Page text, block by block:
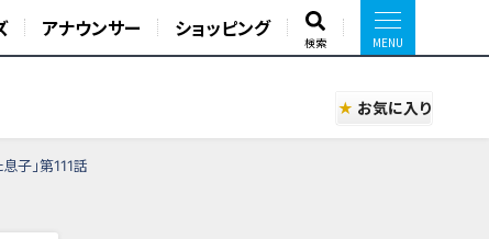
アナウンサー ショッピング
検索
お気に入り
子」第111話